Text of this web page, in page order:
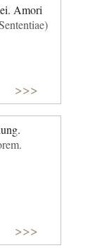
Amori
>>>
>>>